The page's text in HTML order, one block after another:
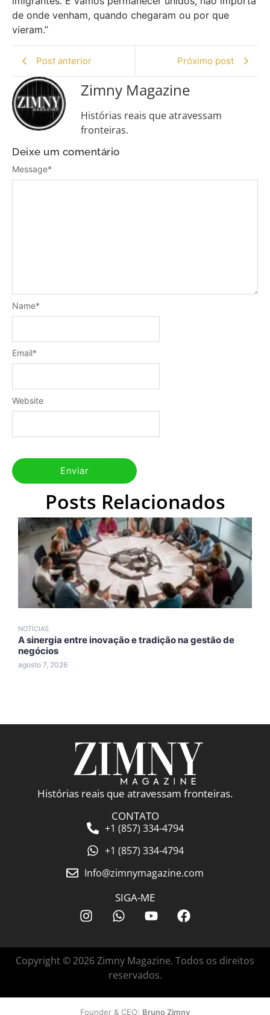
de onde venham, quando chegaram ou por que
vieram.”
Post anterior Próximo post
Zimny Magazine
Histórias reais que atravessam
fronteiras.
Deixe um comentário
Message*
Name*
Email*
Website
Posts Relacionados
NOTÍCIAS
A sinergia entre inovação e tradição na gestão de
negócios
agosto 7, 2026
Histórias reais que atravessam fronteiras.
CONTATO
+1 (857) 334-4794
+1 (857) 334-4794
Info@zimnymagazine.com
SIGA-ME
Copyright © 2026 Zimny Magazine. Todos os direitos
reservados.
Founder & CEO: Bruno Zimny